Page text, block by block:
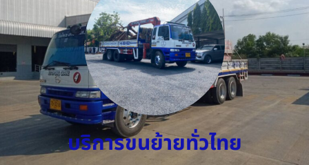
บริการขนย้ายทั่วไทย